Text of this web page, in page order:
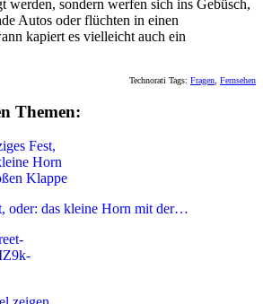
werden, sondern werfen sich ins Gebüsch,
Autos oder flüchten in einen
kapiert es vielleicht auch ein
Technorati Tags: Fragen Fernsehen
Themen:
oder: das kleine Horn mit der…